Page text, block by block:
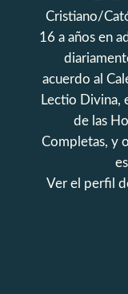
Cristiano/
16 a años en
acuerdo al
Lectio Divina,
de las
Completas, y
Ver el perfil